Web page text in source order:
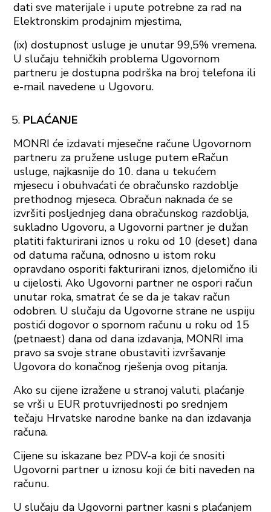
dati sve materijale i upute potrebne za rad na
Elektronskim prodajnim mjestima,
(ix) dostupnost usluge je unutar 99,5% vremena.
U slučaju tehničkih problema Ugovornom
partneru je dostupna podrška na broj telefona ili
e-mail navedene u Ugovoru.
PLAĆANJE
MONRI će izdavati mjesečne račune Ugovornom
partneru za pružene usluge putem eRačun
usluge, najkasnije do 10. dana u tekućem
mjesecu i obuhvaćati će obračunsko razdoblje
prethodnog mjeseca. Obračun naknada će se
izvršiti posljednjeg dana obračunskog razdoblja,
sukladno Ugovoru, a Ugovorni partner je dužan
platiti fakturirani iznos u roku od 10 (deset) dana
od datuma računa, odnosno u istom roku
opravdano osporiti fakturirani iznos, djelomično ili
u cijelosti. Ako Ugovorni partner ne ospori račun
unutar roka, smatrat će se da je takav račun
odobren. U slučaju da Ugovorne strane ne uspiju
postići dogovor o spornom računu u roku od 15
(petnaest) dana od dana izdavanja, MONRI ima
pravo sa svoje strane obustaviti izvršavanje
Ugovora do konačnog rješenja ovog pitanja.
Ako su cijene izražene u stranoj valuti, plaćanje
se vrši u EUR protuvrijednosti po srednjem
tečaju Hrvatske narodne banke na dan izdavanja
računa.
Cijene su iskazane bez PDV-a koji će snositi
Ugovorni partner u iznosu koji će biti naveden na
računu.
U slučaju da Ugovorni partner kasni s plaćanjem